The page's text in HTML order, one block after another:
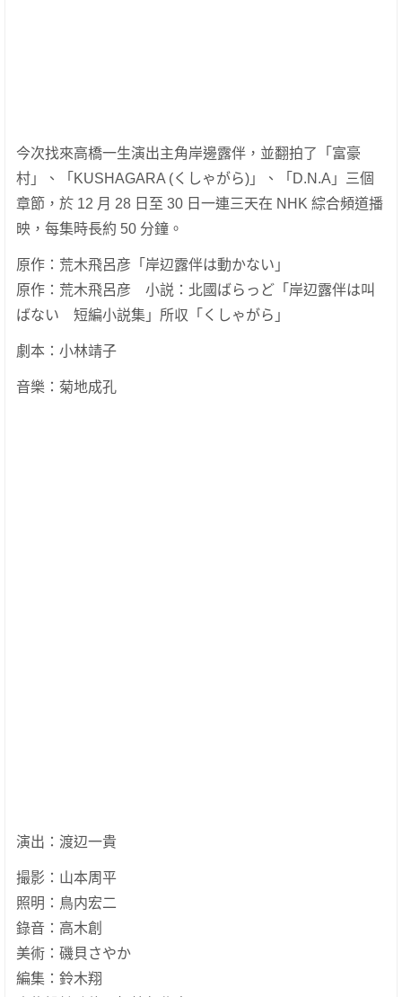
今次找來高橋一生演出主角岸邊露伴，並翻拍了「富豪
村」、「KUSHAGARA (くしゃがら)」、「D.N.A」三個
章節，於 12 月 28 日至 30 日一連三天在 NHK 綜合頻道播
映，每集時長約 50 分鐘。
原作：荒木飛呂彦「岸辺露伴は動かない」
原作：荒木飛呂彦 小説：北國ばらっど「岸辺露伴は叫
ばない 短編小説集」所収「くしゃがら」
劇本：小林靖子
音樂：菊地成孔
演出：渡辺一貴
撮影：山本周平
照明：鳥内宏二
錄音：高木創
美術：磯貝さやか
編集：鈴木翔